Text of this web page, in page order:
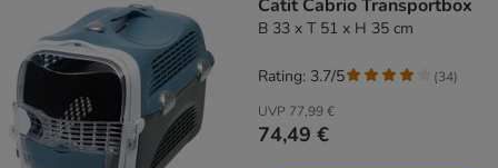
Catit Cabrio Transportbox
B 33 x T 51 x H 35 cm
UVP 77,99 €
74,49 €
Rating: 3.7/5 (34)